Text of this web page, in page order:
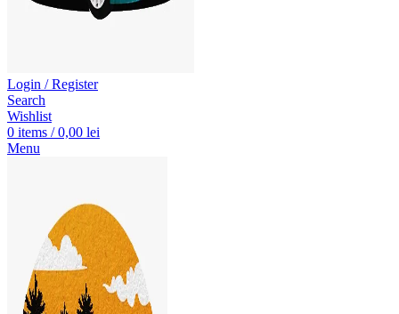
Login / Register
Search
Wishlist
0 items / 0,00 lei
Menu